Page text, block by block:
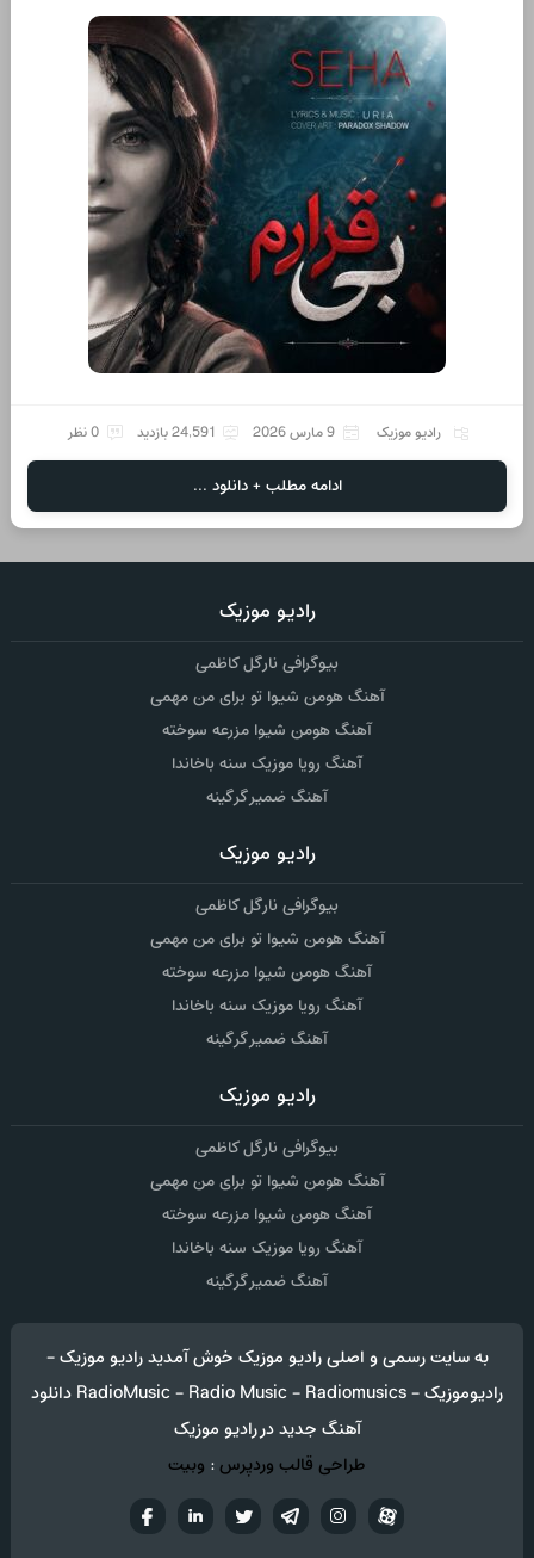
رادیو موزیک 9 مارس 2026 24,591 بازدید 0 نظر
ادامه مطلب + دانلود ...
رادیو موزیک
بیوگرافی نارگل کاظمی
آهنگ هومن شیوا تو برای من مهمی
آهنگ هومن شیوا مزرعه سوخته
آهنگ رویا موزیک سنه باخاندا
آهنگ ضمیر گرگینه
رادیو موزیک
بیوگرافی نارگل کاظمی
آهنگ هومن شیوا تو برای من مهمی
آهنگ هومن شیوا مزرعه سوخته
آهنگ رویا موزیک سنه باخاندا
آهنگ ضمیر گرگینه
رادیو موزیک
بیوگرافی نارگل کاظمی
آهنگ هومن شیوا تو برای من مهمی
آهنگ هومن شیوا مزرعه سوخته
آهنگ رویا موزیک سنه باخاندا
آهنگ ضمیر گرگینه
به سایت رسمی و اصلی رادیو موزیک خوش آمدید رادیو موزیک -
رادیوموزیک - RadioMusic - Radio Music - Radiomusics دانلود
آهنگ جدید در رادیو موزیک
طراحی قالب وردپرس: وبیت
تويترتلگراماینستاگرام آپارات